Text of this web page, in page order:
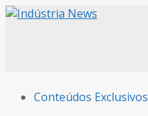
Conteúdos Exclusivos